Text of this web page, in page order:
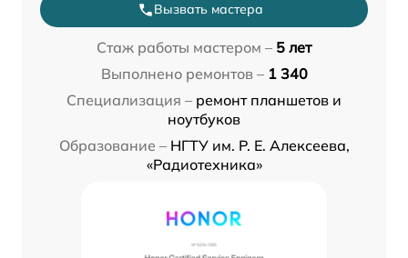
Вызвать мастера
Стаж работы мастером – 5 лет
Выполнено ремонтов – 1 340
Специализация – ремонт планшетов и
ноутбуков
Образование – НГТУ им. Р. Е. Алексеева,
«Радиотехника»